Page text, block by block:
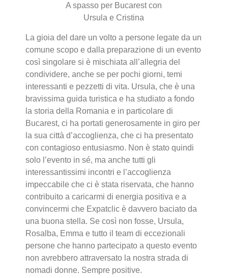
A spasso per Bucarest con
Ursula e Cristina
La gioia del dare un volto a persone legate da un
comune scopo e dalla preparazione di un evento
così singolare si è mischiata all’allegria del
condividere, anche se per pochi giorni, temi
interessanti e pezzetti di vita. Ursula, che è una
bravissima guida turistica e ha studiato a fondo
la storia della Romania e in particolare di
Bucarest, ci ha portati generosamente in giro per
la sua città d’accoglienza, che ci ha presentato
con contagioso entusiasmo. Non è stato quindi
solo l’evento in sé, ma anche tutti gli
interessantissimi incontri e l’accoglienza
impeccabile che ci è stata riservata, che hanno
contribuito a caricarmi di energia positiva e a
convincermi che Expatclic è davvero baciato da
una buona stella. Se così non fosse, Ursula,
Rosalba, Emma e tutto il team di eccezionali
persone che hanno partecipato a questo evento
non avrebbero attraversato la nostra strada di
nomadi donne. Sempre positive.